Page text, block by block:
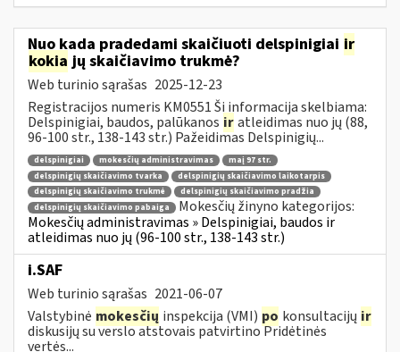
Nuo kada pradedami skaičiuoti delspinigiai ir
kokia jų skaičiavimo trukmė?
Web turinio sąrašas 2025-12-23
Registracijos numeris KM0551 Ši informacija skelbiama:
Delspinigiai, baudos, palūkanos iratleidimas nuo jų (88,
96-100 str., 138-143 str.) Pažeidimas Delspinigių...
delspinigiai mokesčių administravimas
maį 97 str.
delspinigių skaičiavimo tvarka
delspinigių skaičiavimo laikotarpis
delspinigių skaičiavimo trukmė
delspinigių skaičiavimo pradžia
delspinigių skaičiavimo pabaiga
Mokesčių žinyno kategorijos:
Mokesčių administravimas » Delspinigiai, baudos ir
atleidimas nuo jų (96-100 str., 138-143 str.)
i.SAF
Web turinio sąrašas 2021-06-07
Valstybinė mokesčių inspekcija (VMI) po konsultacijų ir
diskusijų su verslo atstovais patvirtino Pridėtinės
vertės...